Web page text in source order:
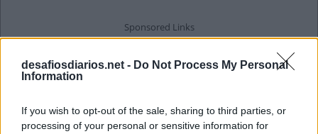
desafiosdiarios.net - Do Not Process My Personal
Information
If you wish to opt-out of the sale, sharing to third parties, or
processing of your personal or sensitive information for